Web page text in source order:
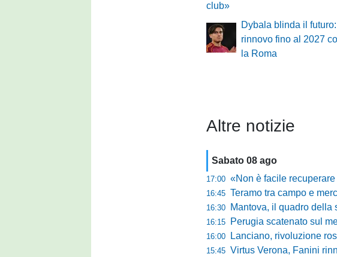
club»
Dybala blinda il futuro:
rinnovo fino al 2027
la Roma
Altre notizie
Sabato 08 ago
17:00 «Non è facile recuperare tre volte contro
16:45 Teramo tra campo e mercato:
16:30 Mantova, il quadro della
16:15 Perugia scatenato sul
16:00 Lanciano, rivoluzione rossonera:
15:45 Virtus Verona, Fanini rinnova ed è il